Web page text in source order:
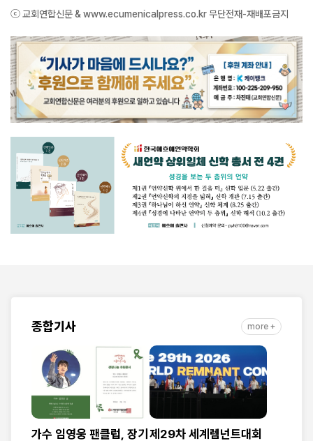
ⓒ 교회연합신문 & www.ecumenicalpress.co.kr 무단전재-재배포금지
종합기사 more +
가수 임영웅 팬클럽, 장기 제29차 세계렘넌트대회